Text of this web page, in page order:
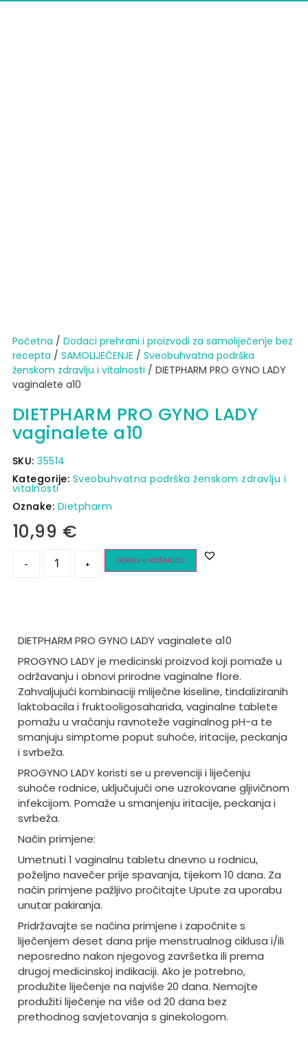
Početna / Dodaci prehrani i proizvodi za samoliječenje bez
recepta / SAMOLIJEČENJE / Sveobuhvatna podrška
ženskom zdravlju i vitalnosti / DIETPHARM PRO GYNO LADY
vaginalete a10
DIETPHARM PRO GYNO LADY
vaginalete a10
SKU:35514
Kategorije: Sveobuhvatna podrška ženskom zdravlju i
vitalnosti
Oznake: Dietpharm
10,99 €
- + DODAJ U KOŠARICU
DIETPHARM PRO GYNO LADY vaginalete a10
PROGYNO LADY je medicinski proizvod koji pomaže u
održavanju i obnovi prirodne vaginalne flore.
Zahvaljujući kombinaciji mliječne kiseline, tindaliziranih
laktobacila i fruktooligosaharida, vaginalne tablete
pomažu u vraćanju ravnoteže vaginalnog pH-a te
smanjuju simptome poput suhoće, iritacije, peckanja
i svrbeža.
PROGYNO LADY koristi se u prevenciji i liječenju
suhoće rodnice, uključujući one uzrokovane gljivičnom
infekcijom. Pomaže u smanjenju iritacije, peckanja i
svrbeža.
Način primjene:
Umetnuti 1 vaginalnu tabletu dnevno u rodnicu,
poželjno navečer prije spavanja, tijekom 10 dana. Za
način primjene pažljivo pročitajte Upute za uporabu
unutar pakiranja.
Pridržavajte se načina primjene i započnite s
liječenjem deset dana prije menstrualnog ciklusa i/ili
neposredno nakon njegovog završetka ili prema
drugoj medicinskoj indikaciji. Ako je potrebno,
produžite liječenje na najviše 20 dana. Nemojte
produžiti liječenje na više od 20 dana bez
prethodnog savjetovanja s ginekologom.